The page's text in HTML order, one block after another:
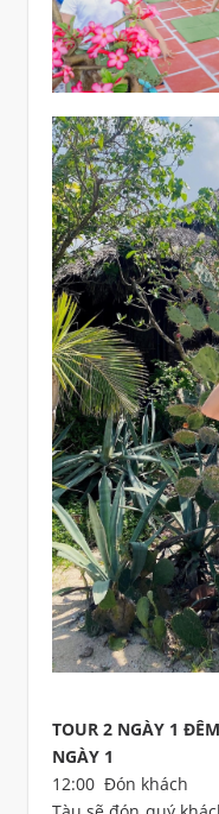
TOUR 2 NGÀY 1 ĐÊM
NGÀY 1
12:00 Đón khách